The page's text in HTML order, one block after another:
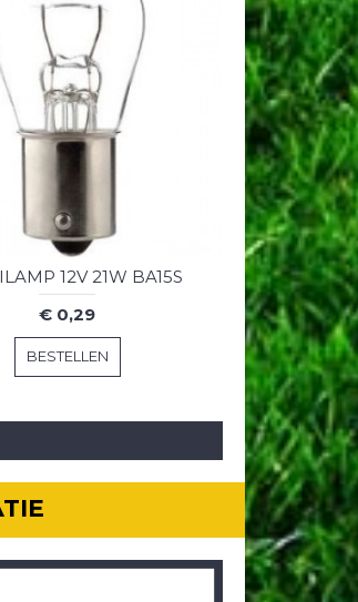
12V 21W BA15S
€ 0,29
BESTELLEN